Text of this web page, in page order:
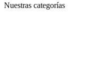
Nuestras categorías